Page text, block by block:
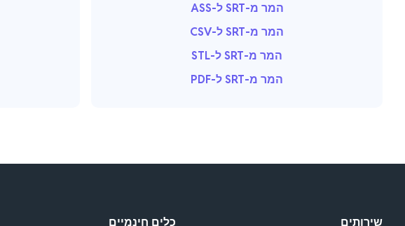
המר מ-SRT ל-ASS
המר מ-SRT ל-CSV
המר מ-SRT ל-STL
המר מ-SRT ל-PDF
שירותים כלים חינמיים